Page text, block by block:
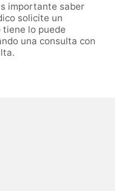
importante saber
solicite un
lo puede
una consulta con